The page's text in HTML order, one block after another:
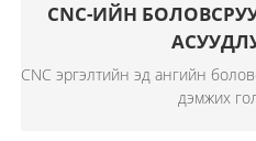
CNC-ИЙН
CNC эргэлтийн эд ангийн
дэмжих